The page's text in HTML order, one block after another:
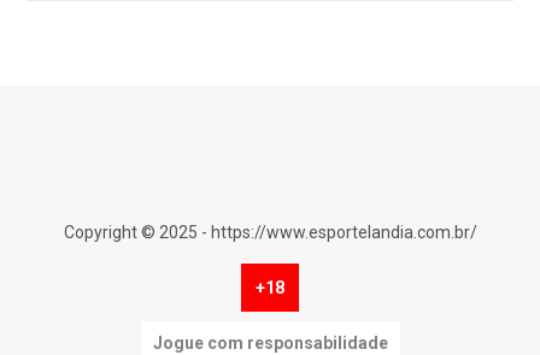
Copyright © 2025 - https://www.esportelandia.com.br/
+18
Jogue com responsabilidade